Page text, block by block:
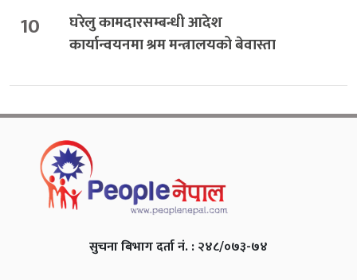
10
घरेलु कामदारसम्बन्धी आदेश
कार्यान्वयनमा श्रम मन्त्रालयको बेवास्ता
सुचना बिभाग दर्ता नं. : २४८/०७३-७४